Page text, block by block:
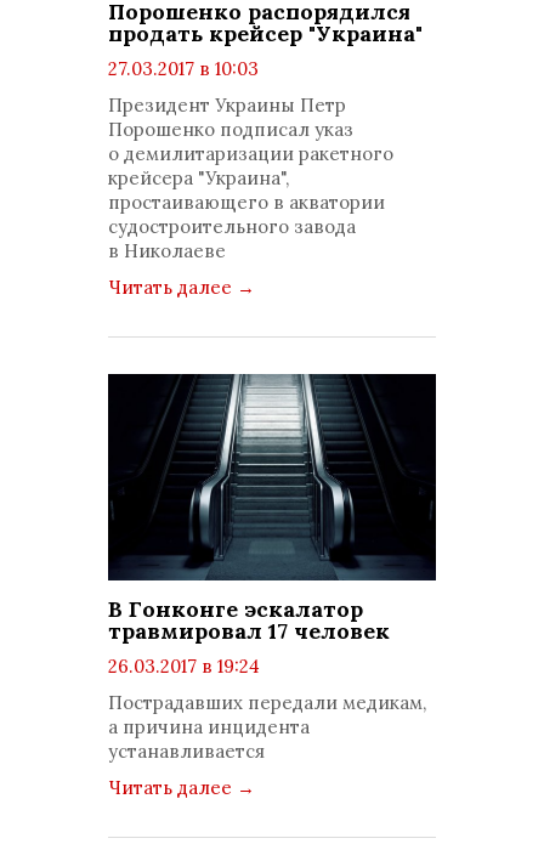
Порошенко распорядился
продать крейсер "Украина"
27.03.2017 в 10:03
просмотров: 1290
комментариев: 0
Президент Украины Петр
Порошенко подписал указ
о демилитаризации ракетного
крейсера "Украина",
простаивающего в акватории
судостроительного завода
в Николаеве
Читать далее →
В Гонконге эскалатор
травмировал 17 человек
26.03.2017 в 19:24
комментариев: 0
Пострадавших передали медикам,
а причина инцидента
устанавливается
Читать далее →